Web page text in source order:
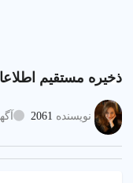
ذخیره مستقیم
نویسنده 2061